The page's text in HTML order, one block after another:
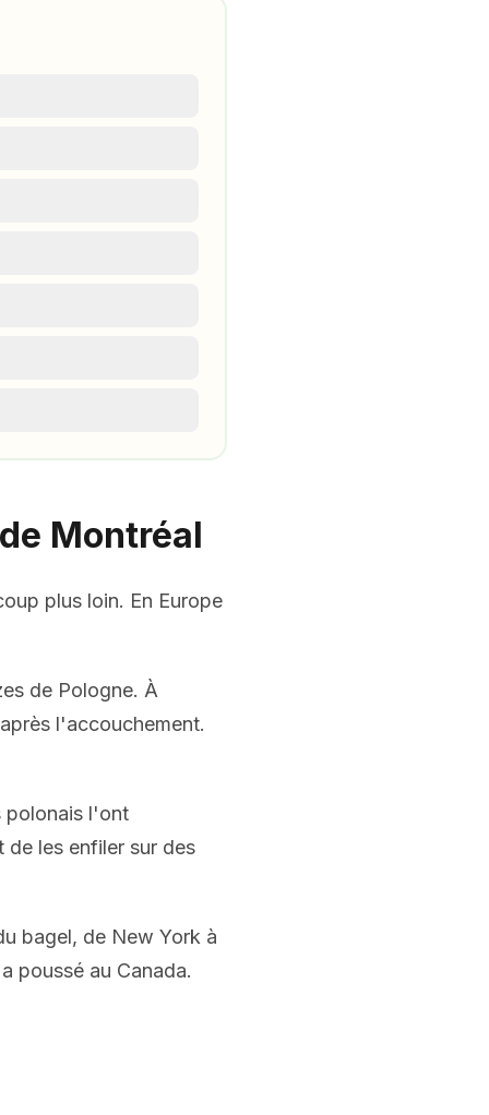
Montréal
plus loin. En Europe
de Pologne. À
l'accouchement.
polonais l'ont
de les enfiler sur des
bagel, de New York à
poussé au Canada.